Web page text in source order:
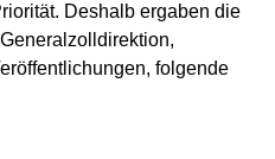
Deshalb ergaben die
folgende